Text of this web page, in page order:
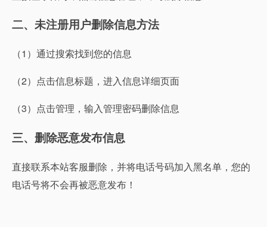
二、未注册用户删除信息方法
（1）通过搜索找到您的信息
（2）点击信息标题，进入信息详细页面
（3）点击管理，输入管理密码删除信息
三、删除恶意发布信息
直接联系本站客服删除，并将电话号码加入黑名单，您的
电话号将不会再被恶意发布！